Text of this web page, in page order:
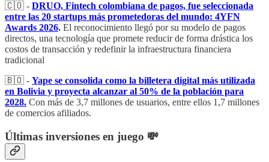
🇨🇴 - DRUO, Fintech colombiana de pagos, fue seleccionada
entre las 20 startups más prometedoras del mundo: 4YFN
Awards 2026. El reconocimiento llegó por su modelo de pagos
directos, una tecnología que promete reducir de forma drástica los
costos de transacción y redefinir la infraestructura financiera
tradicional
🇧🇴 - Yape se consolida como la billetera digital más utilizada
en Bolivia y proyecta alcanzar al 50% de la población para
2028. Con más de 3,7 millones de usuarios, entre ellos 1,7 millones
de comercios afiliados.
Últimas inversiones en juego 💸